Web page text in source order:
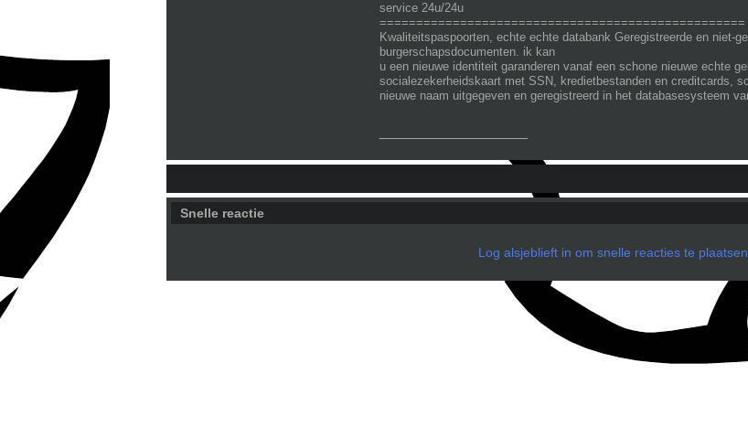
service 24u/24u
==================================================
Kwaliteitspaspoorten, echte echte databank Geregistreerde en niet-
burgerschapsdocumenten. ik kan
u een nieuwe identiteit garanderen vanaf een schone nieuwe echte
socialezekerheidskaart met SSN, kredietbestanden en creditcards,
nieuwe naam uitgegeven en geregistreerd in het databasesysteem
Snelle reactie
Log alsjeblieft in om snelle reacties te